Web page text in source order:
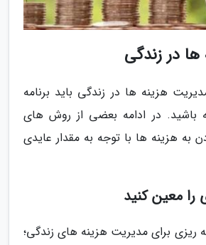
در زندگی
هزینه ها در زندگی باید برنامه
باشید. در ادامه بعضی از روش های
به هزینه ها با توجه به مقدار عایدی
ریزی برای مدیریت هزینه های زندگی؛